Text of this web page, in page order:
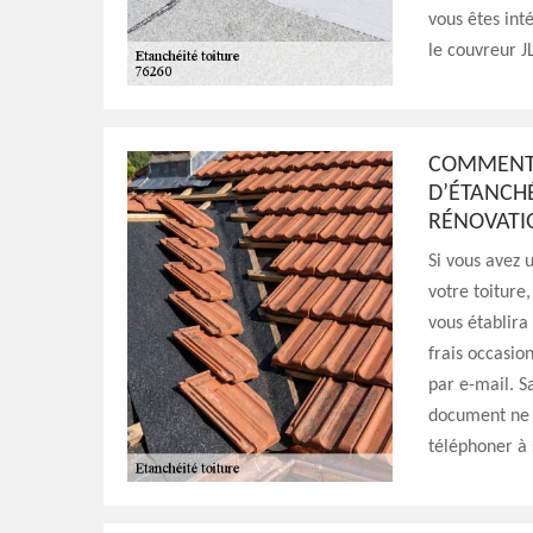
vous êtes
le couvreur
Si vous avez
votre toiture,
vous établira
frais
par e-mail.
document
téléphoner à